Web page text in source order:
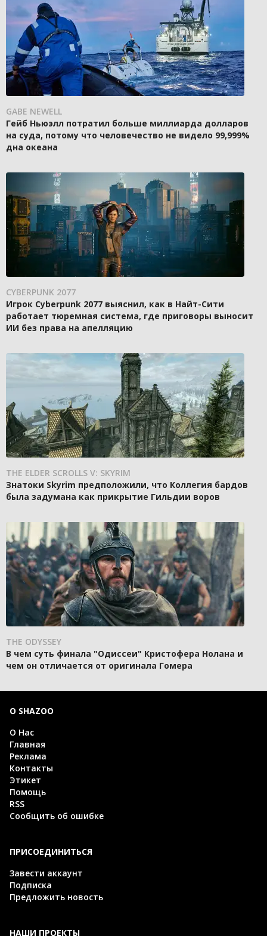
GABE NEWELL
Гейб Ньюэлл потратил больше миллиарда долларов
на суда, потому что человечество не видело 99,999%
дна океана
CYBERPUNK 2077
Игрок Cyberpunk 2077 выяснил, как в Найт-Сити
работает тюремная система, где приговоры выносит
ИИ без права на апелляцию
THE ELDER SCROLLS V: SKYRIM
Знатоки Skyrim предположили, что Коллегия бардов
была задумана как прикрытие Гильдии воров
THE ODYSSEY
В чем суть финала "Одиссеи" Кристофера Нолана и
чем он отличается от оригинала Гомера
О SHAZOO
О Нас
Главная
Реклама
Контакты
Этикет
Помощь
RSS
Сообщить об ошибке
ПРИСОЕДИНИТЬСЯ
Завести аккаунт
Подписка
Предложить новость
НАШИ ПРОЕКТЫ